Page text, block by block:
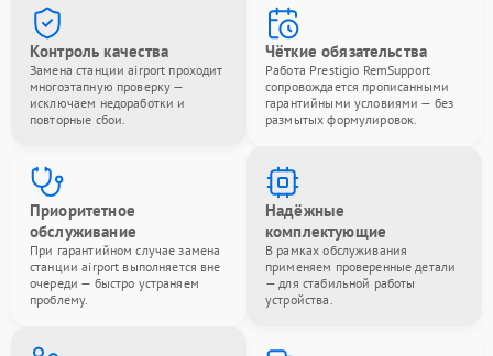
Контроль качества
Замена станции airport проходит
многоэтапную проверку —
исключаем недоработки и
повторные сбои.
Чёткие обязательства
Работа Prestigio RemSupport
сопровождается прописанными
гарантийными условиями — без
размытых формулировок.
Приоритетное
обслуживание
При гарантийном случае замена
станции airport выполняется вне
очереди — быстро устраняем
проблему.
Надёжные
комплектующие
В рамках обслуживания
применяем проверенные детали
— для стабильной работы
устройства.